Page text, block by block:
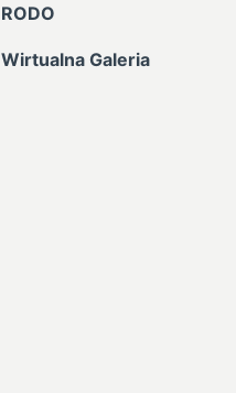
RODO
Wirtualna Galeria